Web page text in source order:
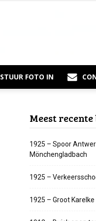
STUUR FOTO IN
Meest
1925 – Spoor
Mönchengladbach
1925 –
1925 – Groot Karelke